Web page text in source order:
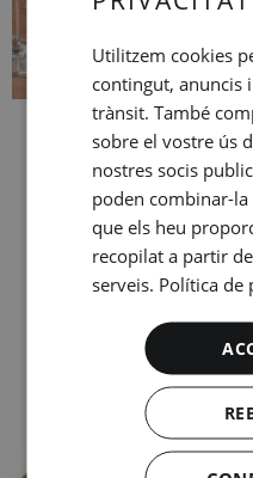
Maridatge amb
Exquisida 1/2 Taula de
ampolla de virosat o
32 €
Afegiu a la vostra
Utilitzem cookies
contingut, anuncis
trànsit. També
sobre el vostre ús
nostres socis
poden combinar-
que els heu
recopilat a partir
serveis. Política de